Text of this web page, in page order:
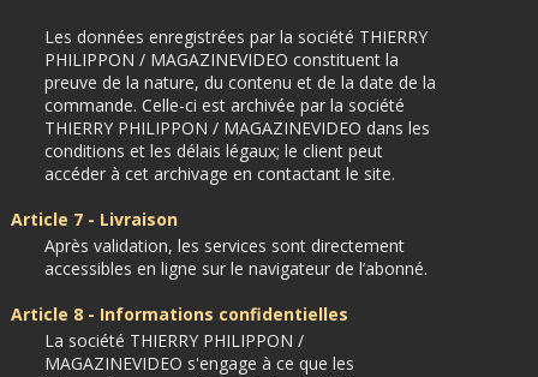
Les données enregistrées par la société THIERRY
PHILIPPON / MAGAZINEVIDEO constituent la
preuve de la nature, du contenu et de la date de la
commande. Celle-ci est archivée par la société
THIERRY PHILIPPON / MAGAZINEVIDEO dans les
conditions et les délais légaux; le client peut
accéder à cet archivage en contactant le site.
Article 7 - Livraison
Après validation, les services sont directement
accessibles en ligne sur le navigateur de l’abonné.
Article 8 - Informations confidentielles
La société THIERRY PHILIPPON /
MAGAZINEVIDEO s'engage à ce que les